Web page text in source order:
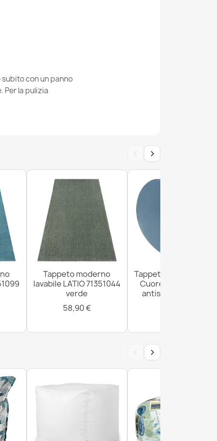
MIRO .802 cerchio Marmo antiscivolo -
con un panno
Per la pulizia
‹ ›
Tappeto moderno
lavabile LATIO 71351044
verde
58,90 €
Tappeto SHAPE
Cuore - blu peluche,
antiscivolo, lavabile
‹ ›